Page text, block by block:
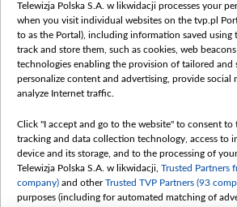
Бяспека
Youtube
Белсат news
Белсат Shorts
Жэстачайшы мульт
Belsat English
Biełsat PL
Белсат Now
Telewizja Polska S.A. w likwidacji processes your
when you visit individual websites on the tvp.pl
to as the Portal), including information saved using
track and store them, such as cookies, web
technologies enabling the provision of tailored and
personalize content and advertising, provide social
analyze Internet traffic.
Click "I accept and go to the website" to consent to
tracking and data collection technology, access to
device and its storage, and to the processing of
Telewizja Polska S.A. w likwidacji, Trusted Partners
company) and otherTrusted TVP Partners (93
purposes (including for automated matching of